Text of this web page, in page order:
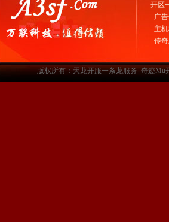
开区
广
主
传
版权所有：天龙开服一条龙服务_奇迹Mu